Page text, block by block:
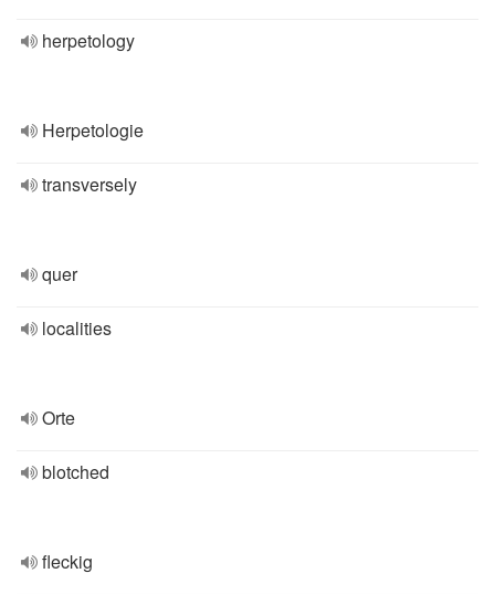
herpetology
Herpetologie
transversely
quer
localities
Orte
blotched
fleckig